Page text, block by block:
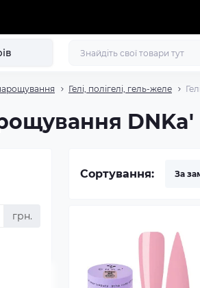
Гелі, полігелі, гель-желе
DNKa'
грн.
Сортування: